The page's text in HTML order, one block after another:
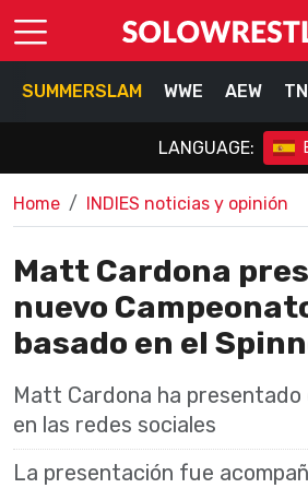
SUMMERSLAM WWE AEW
LANGUAGE:
Home INDIES noticias y opinión
Matt Cardona
nuevo
basado en el
Matt Cardona ha presentado
en las redes sociales
La presentación fue